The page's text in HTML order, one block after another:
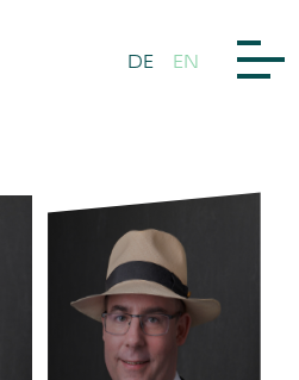
DE EN